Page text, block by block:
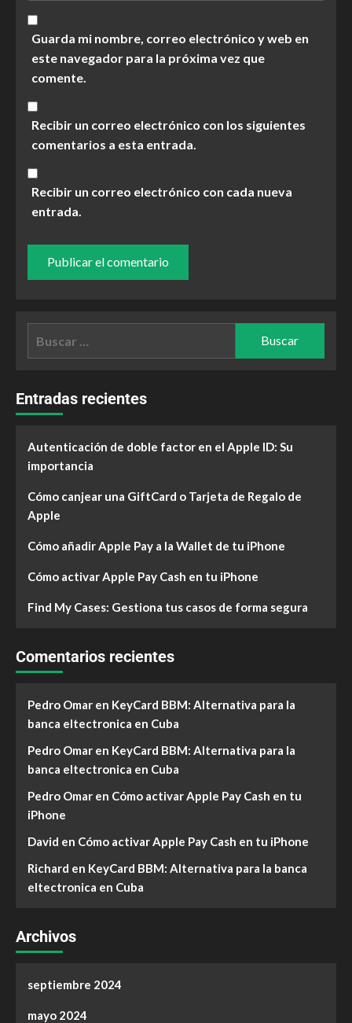
Guarda mi nombre, correo electrónico y web en
este navegador para la próxima vez que
comente.
Recibir un correo electrónico con los siguientes
comentarios a esta entrada.
Recibir un correo electrónico con cada nueva
entrada.
Entradas recientes
Autenticación de doble factor en el Apple ID: Su
importancia
Cómo canjear una GiftCard o Tarjeta de Regalo de
Apple
Cómo añadir Apple Pay a la Wallet de tu iPhone
Cómo activar Apple Pay Cash en tu iPhone
Find My Cases: Gestiona tus casos de forma segura
Comentarios recientes
Pedro Omar en KeyCard BBM: Alternativa para la
banca eltectronica en Cuba
Pedro Omar en KeyCard BBM: Alternativa para la
banca eltectronica en Cuba
Pedro Omar en Cómo activar Apple Pay Cash en tu
iPhone
David en Cómo activar Apple Pay Cash en tu iPhone
Richard en KeyCard BBM: Alternativa para la banca
eltectronica en Cuba
Archivos
septiembre 2024
mayo 2024